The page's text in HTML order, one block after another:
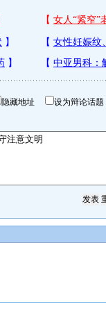
隐藏地址 设为辩论话题